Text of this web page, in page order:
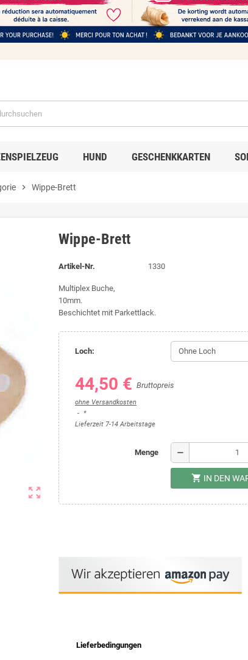
HUND GESCHENKKARTEN
chevron_right Wippe-Brett
zoom_out_map
Wippe-Brett
Artikel-Nr. 1330
Multiplex Buche,
10mm.
Beschichtet mit Parkettlack.
Loch:
44,50 € Bruttopreis
ohne Versandkosten
*
Lieferzeit 7-14 Arbeitstage
Menge remove
shopping_cart IN DEN
Lieferbedingungen